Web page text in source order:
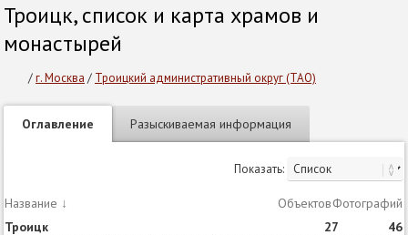
Троицк, список и карта храмов и
монастырей
/г. Москва / Троицкий административный округ (ТАО)
Оглавление Разыскиваемая информация
Показать:
Название ↓ ОбъектовСтатей
Фотографий
Троицк
27 46